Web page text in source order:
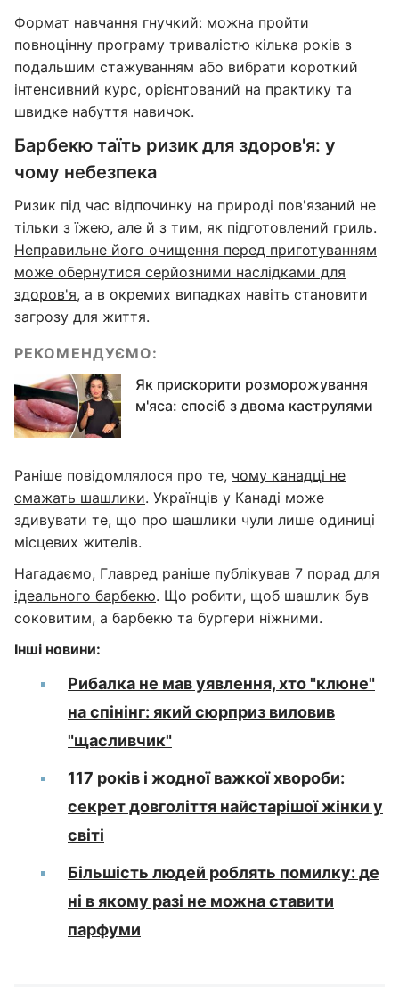
Формат навчання гнучкий: можна пройти
повноцінну програму тривалістю кілька років з
подальшим стажуванням або вибрати короткий
інтенсивний курс, орієнтований на практику та
швидке набуття навичок.
Барбекю таїть ризик для здоров'я: у
чому небезпека
Ризик під час відпочинку на природі пов'язаний не
тільки з їжею, але й з тим, як підготовлений гриль.
Неправильне його очищення перед приготуванням
може обернутися серйозними наслідками для
здоров'я, а в окремих випадках навіть становити
загрозу для життя.
РЕКОМЕНДУЄМО:
Як прискорити розморожування
м'яса: спосіб з двома каструлями
Раніше повідомлялося про те, чому канадці не
смажать шашлики. Українців у Канаді може
здивувати те, що про шашлики чули лише одиниці
місцевих жителів.
Нагадаємо, Главред раніше публікував 7 порад для
ідеального барбекю. Що робити, щоб шашлик був
соковитим, а барбекю та бургери ніжними.
Інші новини:
Рибалка не мав уявлення, хто "клюне"
на спінінг: який сюрприз виловив
"щасливчик"
117 років і жодної важкої хвороби:
секрет довголіття найстарішої жінки у
світі
Більшість людей роблять помилку: де
ні в якому разі не можна ставити
парфуми